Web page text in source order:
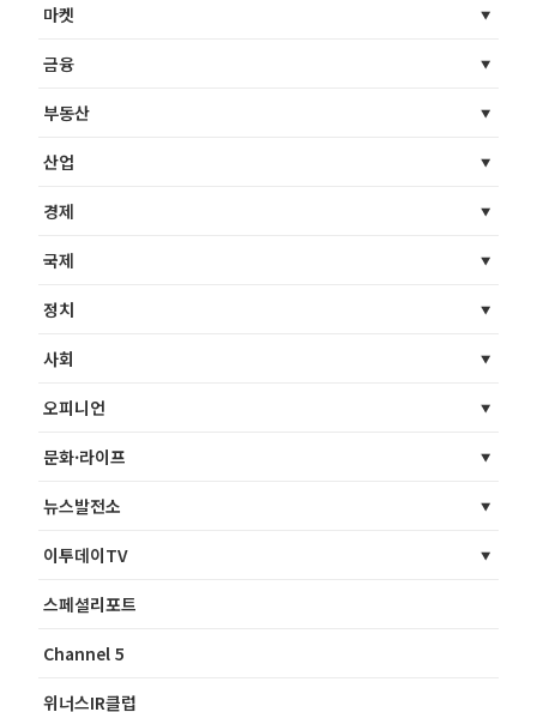
마켓
금융
부동산
산업
경제
국제
정치
사회
오피니언
문화·라이프
뉴스발전소
이투데이TV
스페셜리포트
Channel 5
위너스IR클럽